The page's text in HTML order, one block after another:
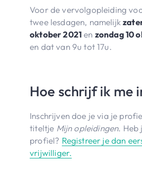
Voor de vervolgopleiding
twee lesdagen, namelijk
oktober 2021en zondag 10
en dat van 9u tot 17u.
Hoe schrijf ik me
Inschrijven doe je via je
titeltje Mijn opleidingen. Heb
profiel? Registreer je dan
vrijwilliger.